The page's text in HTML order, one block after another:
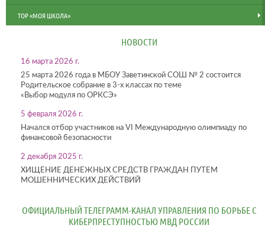
ТОР «МОЯ ШКОЛА»
НОВОСТИ
16 марта 2026 г.
25 марта 2026 года в МБОУ Заветинской СОШ № 2 состоится
Родительское собрание в 3-х классах по теме
«Выбор модуля по ОРКСЭ»
5 февраля 2026 г.
Начался отбор участников на VI Международную олимпиаду по
финансовой безопасности
2 декабря 2025 г.
ХИЩЕНИЕ ДЕНЕЖНЫХ СРЕДСТВ ГРАЖДАН ПУТЕМ
МОШЕННИЧЕСКИХ ДЕЙСТВИЙ
ОФИЦИАЛЬНЫЙ ТЕЛЕГРАММ-КАНАЛ УПРАВЛЕНИЯ ПО БОРЬБЕ С
КИБЕРПРЕСТУПНОСТЬЮ МВД РОССИИ